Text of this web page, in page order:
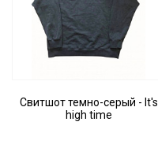
Свитшот темно-серый - It's
high time